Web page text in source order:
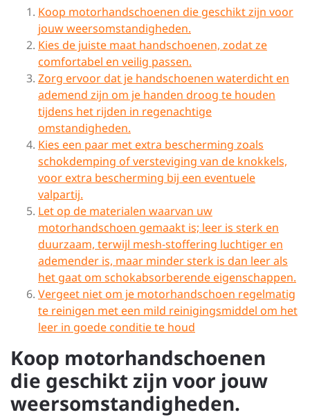
Koop motorhandschoenen die geschikt zijn voor
jouw weersomstandigheden.
Kies de juiste maat handschoenen, zodat ze
comfortabel en veilig passen.
Zorg ervoor dat je handschoenen waterdicht en
ademend zijn om je handen droog te houden
tijdens het rijden in regenachtige
omstandigheden.
Kies een paar met extra bescherming zoals
schokdemping of versteviging van de knokkels,
voor extra bescherming bij een eventuele
valpartij.
Let op de materialen waarvan uw
motorhandschoen gemaakt is; leer is sterk en
duurzaam, terwijl mesh-stoffering luchtiger en
ademender is, maar minder sterk is dan leer als
het gaat om schokabsorberende eigenschappen.
Vergeet niet om je motorhandschoen regelmatig
te reinigen met een mild reinigingsmiddel om het
leer in goede conditie te houd
Koop motorhandschoenen
die geschikt zijn voor jouw
weersomstandigheden.